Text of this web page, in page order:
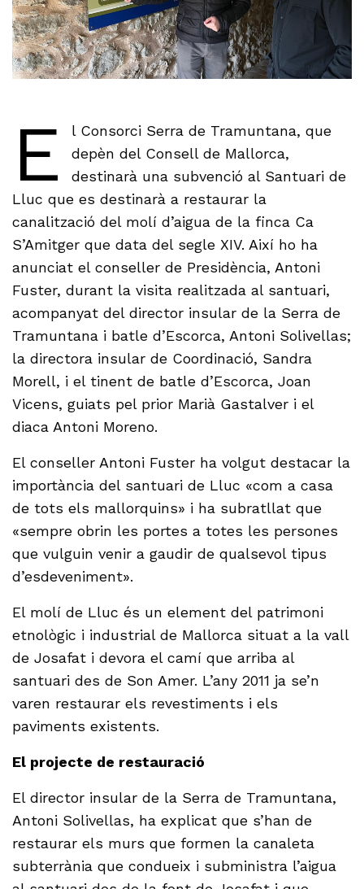
E
l Consorci Serra de Tramuntana, que
depèn del Consell de Mallorca,
destinarà una subvenció al Santuari de
Lluc que es destinarà a restaurar la
canalització del molí d’aigua de la finca Ca
S’Amitger que data del segle XIV. Així ho ha
anunciat el conseller de Presidència, Antoni
Fuster, durant la visita realitzada al santuari,
acompanyat del director insular de la Serra de
Tramuntana i batle d’Escorca, Antoni Solivellas;
la directora insular de Coordinació, Sandra
Morell, i el tinent de batle d’Escorca, Joan
Vicens, guiats pel prior Marià Gastalver i el
diaca Antoni Moreno.
El conseller Antoni Fuster ha volgut destacar la
importància del santuari de Lluc «com a casa
de tots els mallorquins» i ha subratllat que
«sempre obrin les portes a totes les persones
que vulguin venir a gaudir de qualsevol tipus
d’esdeveniment».
El molí de Lluc és un element del patrimoni
etnològic i industrial de Mallorca situat a la vall
de Josafat i devora el camí que arriba al
santuari des de Son Amer. L’any 2011 ja se’n
varen restaurar els revestiments i els
paviments existents.
El projecte de restauració
El director insular de la Serra de Tramuntana,
Antoni Solivellas, ha explicat que s’han de
restaurar els murs que formen la canaleta
subterrània que condueix i subministra l’aigua